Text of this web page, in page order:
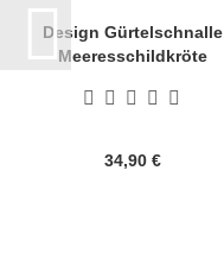
Design Gürtelschnalle
Meeresschildkröte
34,90 €